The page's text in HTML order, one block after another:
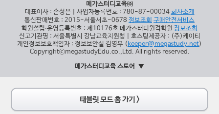
메가스터디교육㈜
대표이사 : 손성은 | 사업자등록번호 : 780-87-00034 회사소개
통신판매번호 : 2015-서울서초-0678 정보조회 구매안전서비스
학원설립∙운영등록번호 : 제10176호 메가스터디원격학원 정보조회
신고기관명 : 서울특별시 강남교육지원청 | 호스팅제공자 : (주)케이티
개인정보보호책임자 : 정보보안실 김영무 (keeper@megastudy.net)
CopyrightⓒmegastudyEdu.co.,Ltd. All rights reserved.
메가스터디교육 스토어
태블릿 모드 홈 가기 >